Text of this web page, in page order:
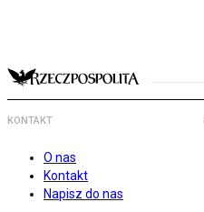
KONTAKT
O nas
Kontakt
Napisz do nas